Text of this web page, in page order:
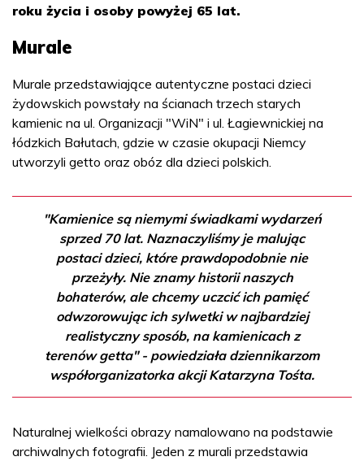
roku życia i osoby powyżej 65 lat.
Murale
Murale przedstawiające autentyczne postaci dzieci
żydowskich powstały na ścianach trzech starych
kamienic na ul. Organizacji "WiN" i ul. Łagiewnickiej na
łódzkich Bałutach, gdzie w czasie okupacji Niemcy
utworzyli getto oraz obóz dla dzieci polskich.
"Kamienice są niemymi świadkami wydarzeń
sprzed 70 lat. Naznaczyliśmy je malując
postaci dzieci, które prawdopodobnie nie
przeżyły. Nie znamy historii naszych
bohaterów, ale chcemy uczcić ich pamięć
odwzorowując ich sylwetki w najbardziej
realistyczny sposób, na kamienicach z
terenów getta" - powiedziała dziennikarzom
współorganizatorka akcji Katarzyna Tośta.
Naturalnej wielkości obrazy namalowano na podstawie
archiwalnych fotografii. Jeden z murali przedstawia